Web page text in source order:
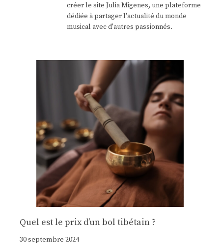
créer le site Julia Migenes, une plateforme
dédiée à partager l'actualité du monde
musical avec d'autres passionnés.
Quel est le prix d’un bol tibétain ?
30 septembre 2024